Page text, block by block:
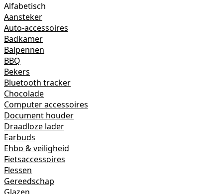
Alfabetisch
Aansteker
Auto-accessoires
Badkamer
Balpennen
BBQ
Bekers
Bluetooth tracker
Chocolade
Computer accessoires
Document houder
Draadloze lader
Earbuds
Ehbo & veiligheid
Fietsaccessoires
Flessen
Gereedschap